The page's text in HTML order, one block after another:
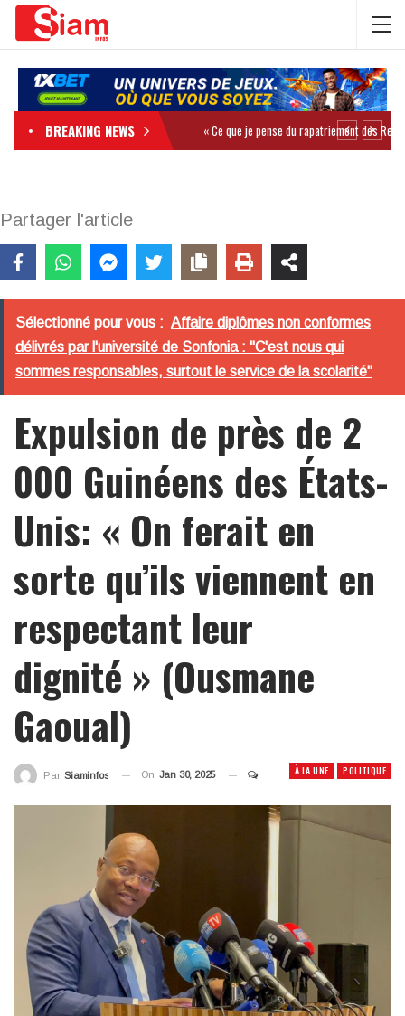
BREAKING NEWS
Partager l'article
Sélectionné pour vous : Affaire diplômes non conformes
délivrés par l'université de Sonfonia : "C'est nous qui
sommes responsables, surtout le service de la scolarité"
Expulsion de près de 2
000 Guinéens des États-
Unis: « On ferait en
sorte qu’ils viennent en
respectant leur
dignité » (Ousmane
Gaoual)
À LA UNE POLITIQUE
Par Siaminfos On Jan 30, 2025